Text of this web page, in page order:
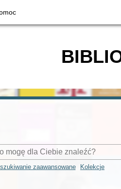
zaawansowane Kolekcje